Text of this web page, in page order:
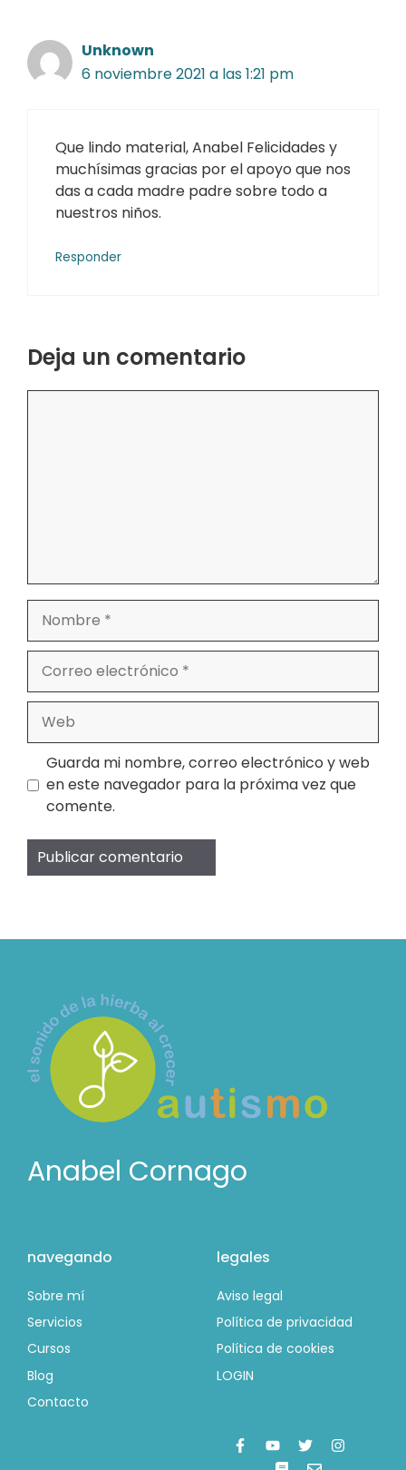
Unknown
6 noviembre 2021 a las 1:21 pm
Que lindo material, Anabel Felicidades y
muchísimas gracias por el apoyo que nos
das a cada madre padre sobre todo a
nuestros niños.
Responder
Deja un comentario
Nombre
electrónico
Guarda mi nombre, correo electrónico y web
en este navegador para la próxima vez que
comente.
Anabel Cornago
navegando
Sobre mí
Servicios
Cursos
Blog
Contacto
legales
Aviso legal
Política de privacidad
Política de cookies
LOGIN